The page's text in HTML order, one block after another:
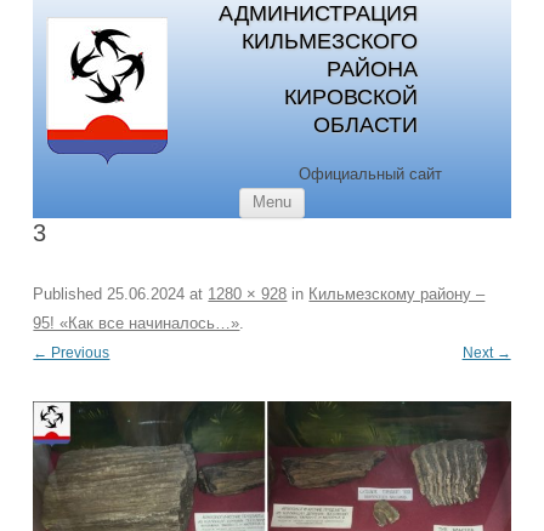
АДМИНИСТРАЦИЯ
КИЛЬМЕЗСКОГО
РАЙОНА
КИРОВСКОЙ
ОБЛАСТИ
Официальный сайт
Menu
3
Published25.06.2024 at 1280 × 928 in Кильмезскому району –
95! «Как все начиналось…».
← Previous Next →